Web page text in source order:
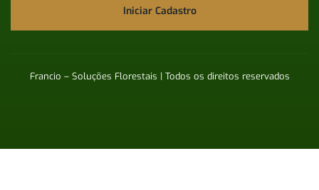
Iniciar Cadastro
Francio – Soluções Florestais | Todos os direitos reservados